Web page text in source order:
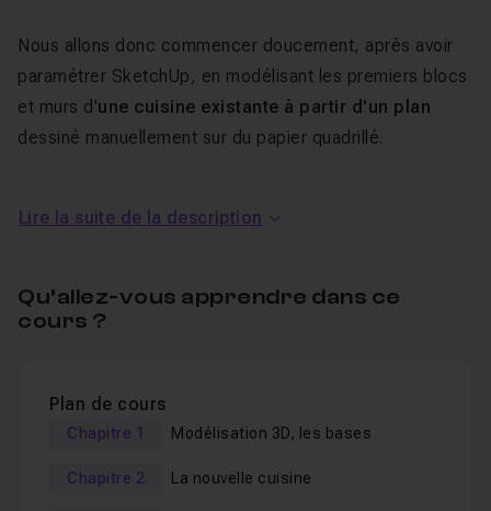
Nous allons donc commencer doucement, après avoir
paramétrer SketchUp, en modélisant les premiers blocs
et murs d'une cuisine existante à partir d'un plan
dessiné manuellement sur du papier quadrillé.
plus poussée, enélevant en 3d une cuisine moderne
disponible. Cette étape ce fera meuble par meuble et
toujours pas à pas.
des images et textures afin de les utiliser sur notre
modèle 3D.
Nous verrons comment intégrer et utiliser des
Lire la suite de la description
Qu’allez-vous apprendre dans ce
cours ?
Plan de cours
Chapitre 1 Modélisation 3D, les bases
Chapitre 2 La nouvelle cuisine